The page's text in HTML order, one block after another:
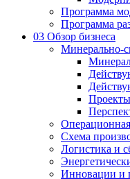
Программа
Программа
03 Обзор бизнеса
Минерально-
Операционная
Схема
Логистика и
Инновации и